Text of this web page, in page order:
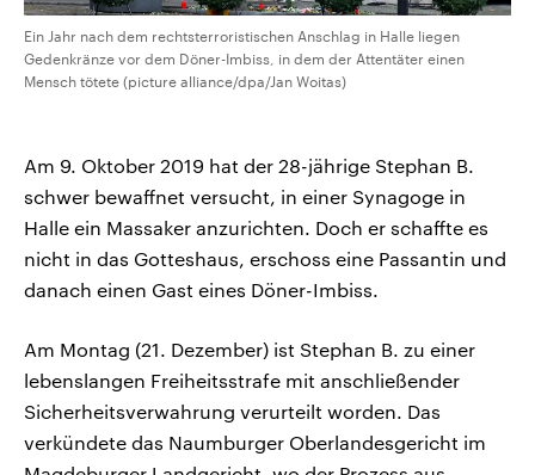
Ein Jahr nach dem rechtsterroristischen Anschlag in Halle liegen
Gedenkränze vor dem Döner-Imbiss, in dem der Attentäter einen
Mensch tötete (picture alliance/dpa/Jan Woitas)
Am 9. Oktober 2019 hat der 28-jährige Stephan B.
schwer bewaffnet versucht, in einer Synagoge in
Halle ein Massaker anzurichten. Doch er schaffte es
nicht in das Gotteshaus, erschoss eine Passantin und
danach einen Gast eines Döner-Imbiss.
Am Montag (21. Dezember) ist Stephan B. zu einer
lebenslangen Freiheitsstrafe mit anschließender
Sicherheitsverwahrung verurteilt worden. Das
verkündete das Naumburger Oberlandesgericht im